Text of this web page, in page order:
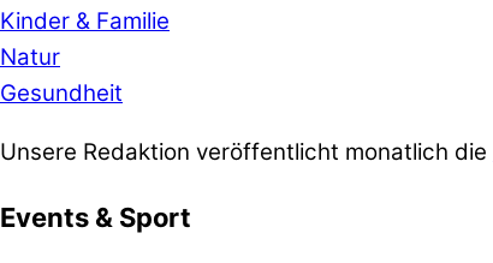
Kinder & Familie
Natur
Gesundheit
Unsere Redaktion veröffentlicht monatlich die
Events & Sport